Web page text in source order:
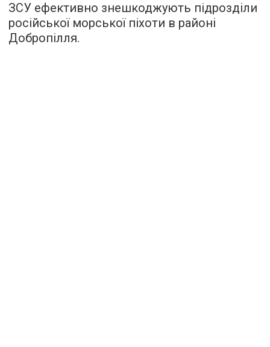
ЗСУ ефективно знешкоджують підрозділи
російської морської піхоти в районі
Добропілля.